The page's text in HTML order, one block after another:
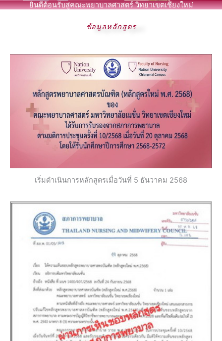
ยินดีต้อนรับสู่คณะพยาบาลศาสตร์ วิทยาเขตเชียงใหม่
ข้อมูลหลักสูตร
เริ่มดำเนินการหลักสูตรเมื่อวันที่ 5 ธันวาคม 2568